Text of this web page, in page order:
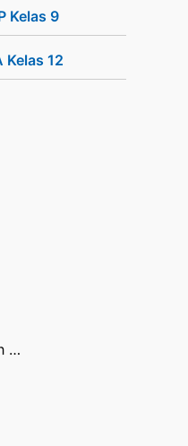
Kelas 9
Kelas 12
…